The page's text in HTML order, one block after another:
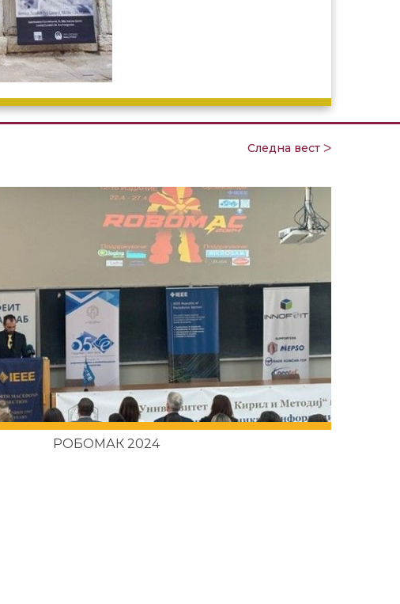
Следна вест ᐳ
РОБОМАК 2024